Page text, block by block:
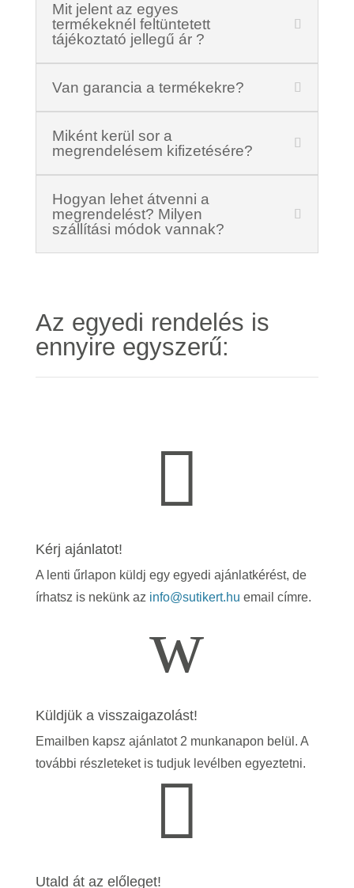
Mit jelent az egyes
termékeknél feltüntetett
tájékoztató jellegű ár ?
Van garancia a termékekre?
Miként kerül sor a
megrendelésem kifizetésére?
Hogyan lehet átvenni a
megrendelést? Milyen
szállítási módok vannak?
Az egyedi rendelés is
ennyire egyszerű:

Kérj ajánlatot!
A lenti űrlapon küldj egy egyedi ajánlatkérést, de
írhatsz is nekünk az info@sutikert.hu email címre.
w
Küldjük a visszaigazolást!
Emailben kapsz ajánlatot 2 munkanapon belül. A
további részleteket is tudjuk levélben egyeztetni.

Utald át az előleget!